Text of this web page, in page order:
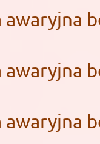
awaryjna
awaryjna
awaryjna